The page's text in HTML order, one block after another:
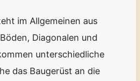
im Allgemeinen aus
Diagonalen und
unterschiedliche
das Baugerüst an die